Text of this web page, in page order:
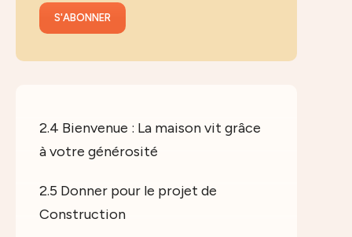
2.4 Bienvenue : La maison vit grâce
à votre générosité
2.5 Donner pour le projet de
Construction